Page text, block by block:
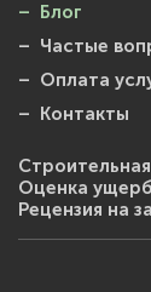
– Блог
– Частые
– Оплата
– Контакты
Оценка
Рецензия на